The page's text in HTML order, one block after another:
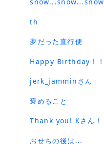
th
夢だった直行便
Happy Birthday！！
jerk_jamminさん
褒めること
Thank you! Kさん！
おせちの後は...